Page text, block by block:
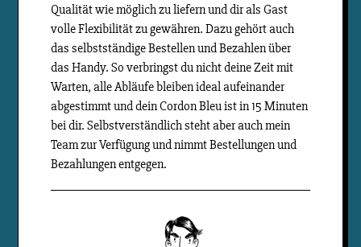
Qualität wie möglich zu liefern und dir als Gast
volle Flexibilität zu gewähren. Dazu gehört auch
das selbstständige Bestellen und Bezahlen über
das Handy. So verbringst du nicht deine Zeit mit
Warten, alle Abläufe bleiben ideal aufeinander
abgestimmt und dein Cordon Bleu ist in 15 Minuten
bei dir. Selbstverständlich steht aber auch mein
Team zur Verfügung und nimmt Bestellungen und
Bezahlungen entgegen.